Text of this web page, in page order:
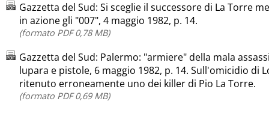
Gazzetta del Sud: Si sceglie il successore di La Torre
in azione gli "007", 4 maggio 1982, p. 14.
(formato PDF 0,78 MB)
Gazzetta del Sud: Palermo: "armiere" della mala
lupara e pistole, 6 maggio 1982, p. 14. Sull'omicidio di
ritenuto erroneamente uno dei killer di Pio La Torre.
(formato PDF 0,69 MB)